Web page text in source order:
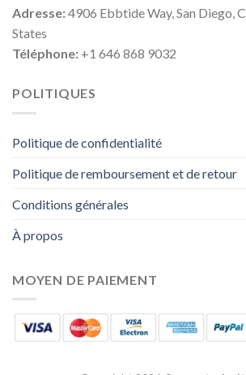
Adresse:4906 Ebbtide Way, San Diego,
States
Téléphone: +1 646 868 9032
POLITIQUES
Politique de confidentialité
Politique de remboursement et de retour
Conditions générales
À propos
MOYEN DE PAIEMENT